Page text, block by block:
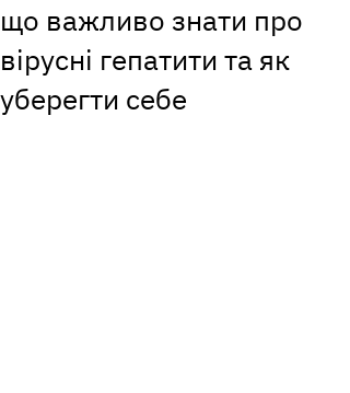
що важливо знати про
вірусні гепатити та як
уберегти себе